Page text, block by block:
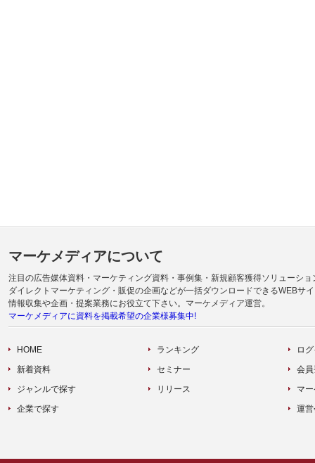
マーケメディアについて
注目の広告媒体資料・マーケティング資料・事例集・新規顧客獲得ソリューショ
ダイレクトマーケティング・販促の企画などが一括ダウンロードできるWEBサ
情報収集や企画・提案業務にお役立て下さい。マーケメディア運営。
マーケメディアに資料を掲載希望の企業様募集中!
HOME
新着資料
ジャンルで探す
企業で探す
ランキング
セミナー
リリース
ロ
会
マ
運